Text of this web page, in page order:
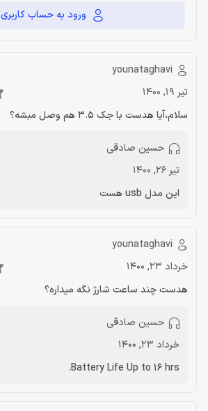
ورود به حساب کاربری
younataghavi
تیر 19, 1400
سلام،آیا هدست با جک 3.5 هم وصل مبشه؟
حسین صادقی
تیر 26, 1400
این مدل usb هست
younataghavi
خرداد 23, 1400
هدست چند ساعت شارژ نگه میداره؟
حسین صادقی
خرداد 23, 1400
Battery Life Up to 16 hrs.